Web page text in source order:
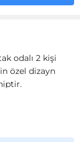
odalı 2 kişi
özel dizayn
İslamlar
Villamız